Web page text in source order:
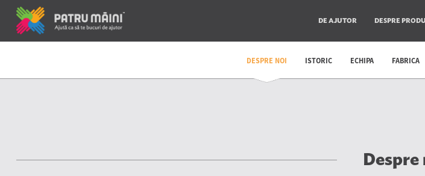
DE AJUTOR DESPRE
DESPRE NOI ISTORIC ECHIPA FABRICA
Despre